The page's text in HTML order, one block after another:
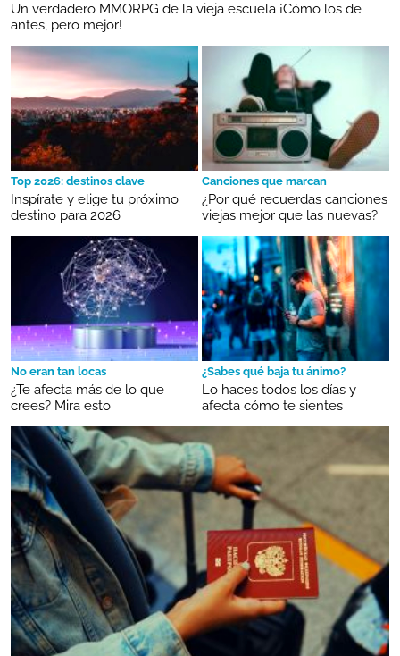
Un verdadero MMORPG de la vieja escuela ¡Cómo los de
antes, pero mejor!
Top 2026: destinos clave
Inspírate y elige tu próximo
destino para 2026
Canciones que marcan
¿Por qué recuerdas canciones
viejas mejor que las nuevas?
No eran tan locas
¿Te afecta más de lo que
crees? Mira esto
¿Sabes qué baja tu ánimo?
Lo haces todos los días y
afecta cómo te sientes